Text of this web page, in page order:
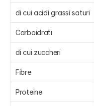
di cui acidi grassi saturi
Carboidrati
di cui zuccheri
Fibre
Proteine